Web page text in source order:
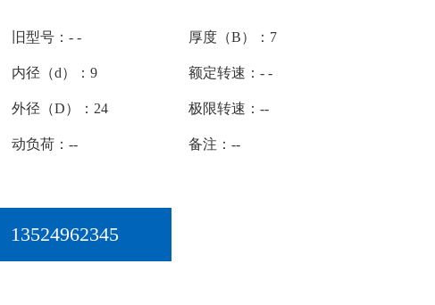
旧型号：- - 厚度（B）：7
内径（d）：9 额定转速：- -
外径（D）：24 极限转速：--
动负荷：-- 备注：--
13524962345